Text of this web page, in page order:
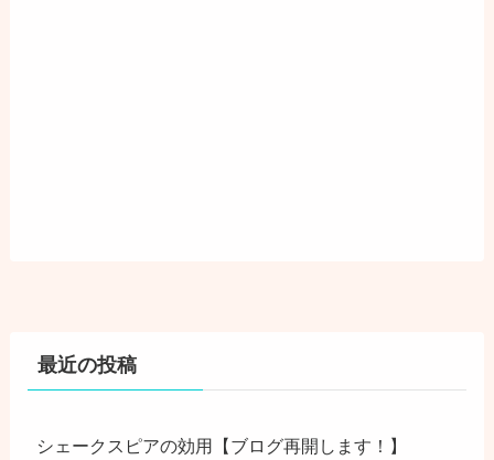
最近の投稿
シェークスピアの効用【ブログ再開します！】